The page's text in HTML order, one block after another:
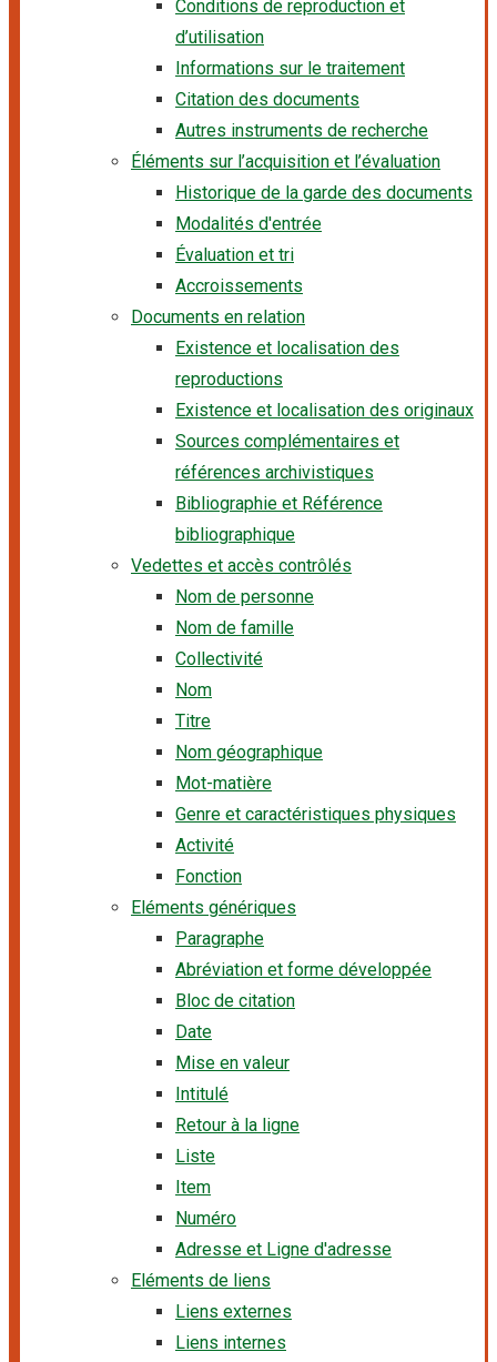
Conditions de reproduction et
d’utilisation
Informations sur le traitement
Citation des documents
Autres instruments de recherche
Éléments sur l’acquisition et l’évaluation
Historique de la garde des documents
Modalités d'entrée
Évaluation et tri
Accroissements
Documents en relation
Existence et localisation des
reproductions
Existence et localisation des originaux
Sources complémentaires et
références archivistiques
Bibliographie et Référence
bibliographique
Vedettes et accès contrôlés
Nom de personne
Nom de famille
Collectivité
Nom
Titre
Nom géographique
Mot-matière
Genre et caractéristiques physiques
Activité
Fonction
Eléments génériques
Paragraphe
Abréviation et forme développée
Bloc de citation
Date
Mise en valeur
Intitulé
Retour à la ligne
Liste
Item
Numéro
Adresse et Ligne d'adresse
Eléments de liens
Liens externes
Liens internes